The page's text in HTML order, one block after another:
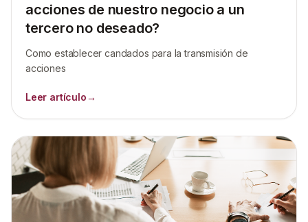
acciones de nuestro negocio a un
tercero no deseado?
Como establecer candados para la transmisión de
acciones
Leer artículo→